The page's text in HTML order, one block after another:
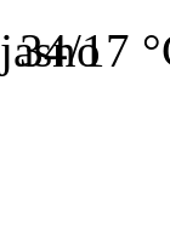
34/17